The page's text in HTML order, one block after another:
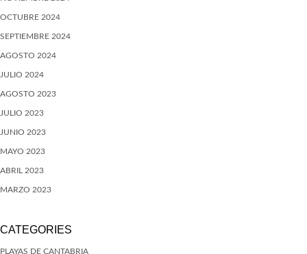
OCTUBRE 2024
SEPTIEMBRE 2024
AGOSTO 2024
JULIO 2024
AGOSTO 2023
JULIO 2023
JUNIO 2023
MAYO 2023
ABRIL 2023
MARZO 2023
CATEGORIES
PLAYAS DE CANTABRIA